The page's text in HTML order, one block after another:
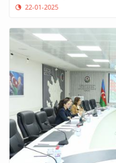
22-01-2025